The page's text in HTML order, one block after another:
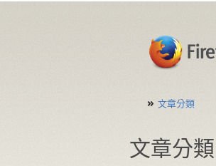
» 文章分類
文章分類